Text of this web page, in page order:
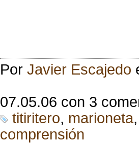
Por Javier Escajedo
07.05.06 con 3
titiritero, marioneta
comprensión